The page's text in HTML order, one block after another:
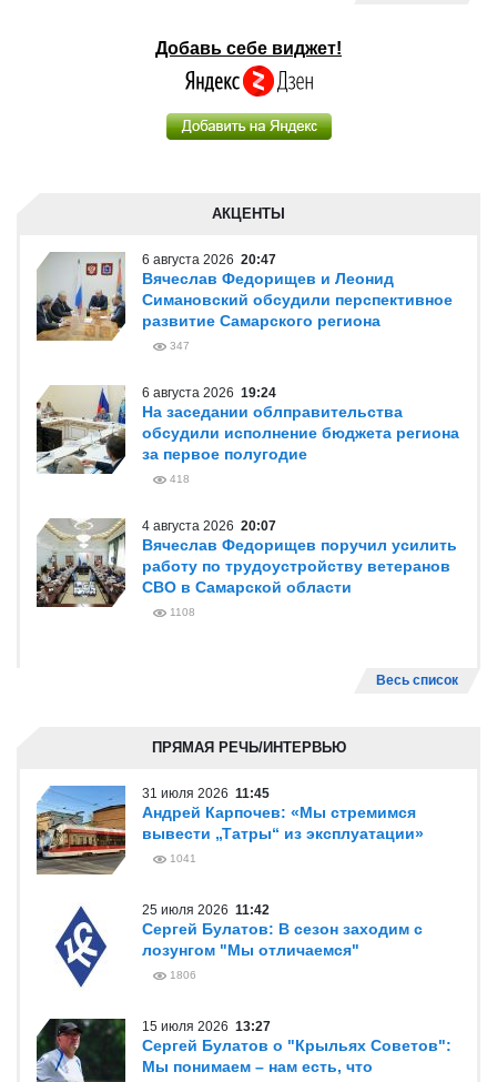
Добавь себе виджет!
АКЦЕНТЫ
6 августа 2026 20:47
Вячеслав Федорищев и Леонид
Симановский обсудили перспективное
развитие Самарского региона
347
6 августа 2026 19:24
На заседании облправительства
обсудили исполнение бюджета региона
за первое полугодие
418
4 августа 2026 20:07
Вячеслав Федорищев поручил усилить
работу по трудоустройству ветеранов
СВО в Самарской области
1108
Весь список
ПРЯМАЯ РЕЧЬ/ИНТЕРВЬЮ
31 июля 2026 11:45
Андрей Карпочев: «Мы стремимся
вывести „Татры“ из эксплуатации»
1041
25 июля 2026 11:42
Сергей Булатов: В сезон заходим с
лозунгом "Мы отличаемся"
1806
15 июля 2026 13:27
Сергей Булатов о "Крыльях Советов":
Мы понимаем – нам есть, что